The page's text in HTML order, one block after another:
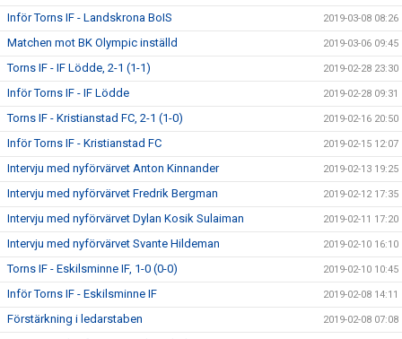
Inför Torns IF - Landskrona BoIS 2019-03-08 08:26
Matchen mot BK Olympic inställd 2019-03-06 09:45
Torns IF - IF Lödde, 2-1 (1-1) 2019-02-28 23:30
Inför Torns IF - IF Lödde 2019-02-28 09:31
Torns IF - Kristianstad FC, 2-1 (1-0) 2019-02-16 20:50
Inför Torns IF - Kristianstad FC 2019-02-15 12:07
Intervju med nyförvärvet Anton Kinnander 2019-02-13 19:25
Intervju med nyförvärvet Fredrik Bergman 2019-02-12 17:35
Intervju med nyförvärvet Dylan Kosik Sulaiman 2019-02-11 17:20
Intervju med nyförvärvet Svante Hildeman 2019-02-10 16:10
Torns IF - Eskilsminne IF, 1-0 (0-0) 2019-02-10 10:45
Inför Torns IF - Eskilsminne IF 2019-02-08 14:11
Förstärkning i ledarstaben 2019-02-08 07:08